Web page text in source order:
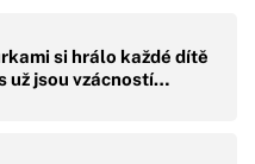
si hrálo každé dítě
už jsou vzácností…